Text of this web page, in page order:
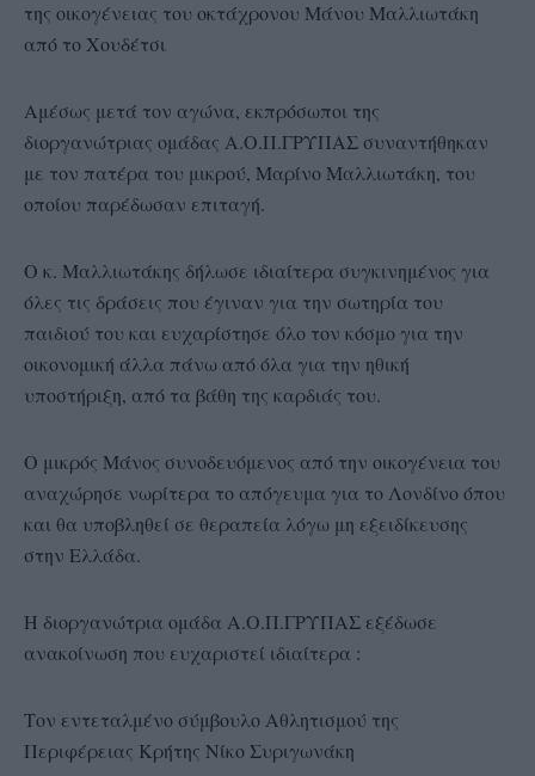
της οικογένειας του οκτάχρονου Μάνου Μαλλιωτάκη
από το Χουδέτσι
Αμέσως μετά τον αγώνα, εκπρόσωποι της
διοργανώτριας ομάδας Α.Ο.Π.ΓΡΥΠΑΣ συναντήθηκαν
με τον πατέρα του μικρού, Μαρίνο Μαλλιωτάκη, του
οποίου παρέδωσαν επιταγή.
Ο κ. Μαλλιωτάκης δήλωσε ιδιαίτερα συγκινημένος για
όλες τις δράσεις που έγιναν για την σωτηρία του
παιδιού του και ευχαρίστησε όλο τον κόσμο για την
οικονομική άλλα πάνω από όλα για την ηθική
υποστήριξη, από τα βάθη της καρδιάς του.
Ο μικρός Μάνος συνοδευόμενος από την οικογένεια του
αναχώρησε νωρίτερα το απόγευμα για το Λονδίνο όπου
και θα υποβληθεί σε θεραπεία λόγω μη εξειδίκευσης
στην Ελλάδα.
Η διοργανώτρια ομάδα Α.Ο.Π.ΓΡΥΠΑΣ εξέδωσε
ανακοίνωση που ευχαριστεί ιδιαίτερα :
Τον εντεταλμένο σύμβουλο Αθλητισμού της
Περιφέρειας Κρήτης Νίκο Συριγωνάκη